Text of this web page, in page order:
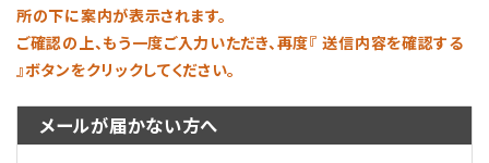
所の下に案内が表示されます。
ご確認の上、もう一度ご入力いただき、再度『 送信内容を確認する
』ボタンをクリックしてください。
メールが届かない方へ